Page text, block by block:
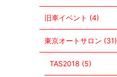
旧車イベント (4)
東京オートサロン (31)
TAS2018 (5)